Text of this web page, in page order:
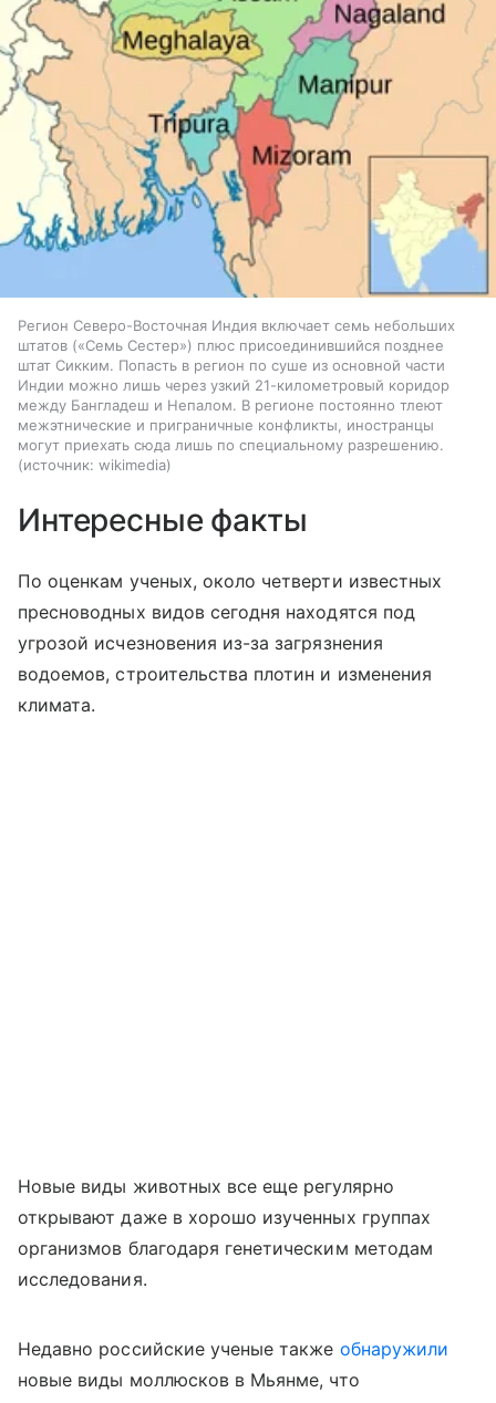
Регион Северо-Восточная Индия включает семь небольших
штатов («Семь Сестер») плюс присоединившийся позднее
штат Сикким. Попасть в регион по суше из основной части
Индии можно лишь через узкий 21-километровый коридор
между Бангладеш и Непалом. В регионе постоянно тлеют
межэтнические и приграничные конфликты, иностранцы
могут приехать сюда лишь по специальному разрешению.
источник: wikimedia
Интересные факты
По оценкам ученых, около четверти известных
пресноводных видов сегодня находятся под
угрозой исчезновения из-за загрязнения
водоемов, строительства плотин и изменения
климата.
Новые виды животных все еще регулярно
открывают даже в хорошо изученных группах
организмов благодаря генетическим методам
исследования.
Недавно российские ученые также обнаружили
новые виды моллюсков в Мьянме, что